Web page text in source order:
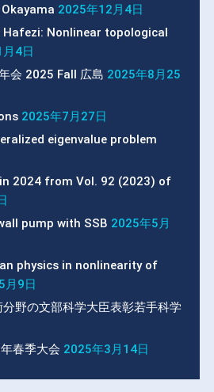
2025年12月4日
Hafezi: Nonlinear topological
4日
会 2025 Fall 広島 2025年8月25
2025年7月27日
eigenvalue problem
2024 from Vol. 92 (2023) of
pump with SSB 2025年5月
physics in nonlinearity of
月9日
野の文部科学大臣表彰若手科学
春季大会 2025年3月14日